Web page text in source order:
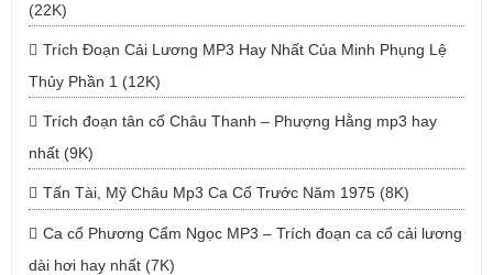
(22K)
Trích Đoạn Cải Lương MP3 Hay Nhất Của Minh Phụng Lệ
Thủy Phần 1 (12K)
Trích đoạn tân cổ Châu Thanh – Phượng Hằng mp3 hay
nhất (9K)
Tấn Tài, Mỹ Châu Mp3 Ca Cổ Trước Năm 1975 (8K)
Ca cổ Phương Cẩm Ngọc MP3 – Trích đoạn ca cổ cải lương
dài hơi hay nhất (7K)